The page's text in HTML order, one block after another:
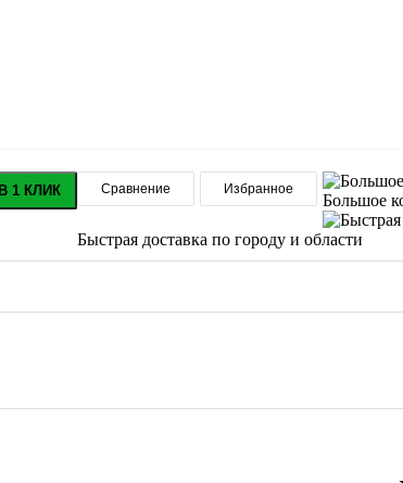
1 КЛИК Сравнение Избранное
Большое
Быстрая доставка по городу и области